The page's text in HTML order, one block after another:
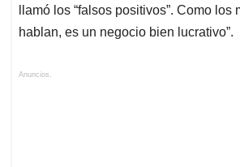
llamó los “falsos positivos”. Como los
hablan, es un negocio bien lucrativo”.
Anuncios.